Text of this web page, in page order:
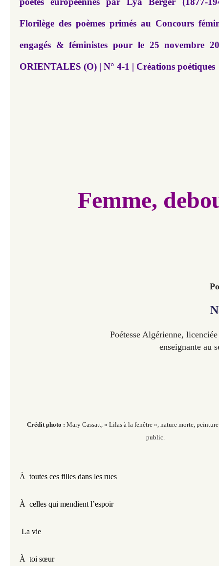
Florilège des poèmes primés au Concours
engagés & féministes pour le 25 novembre
ORIENTALES (O) | N° 4-1 | Créations poétiques
Femme,
Poétesse Algérienne,
enseignante au
Crédit photo : Mary Cassatt, « Lilas à la fenêtre », nature morte,
public.
À  toutes ces filles dans les rues
À  celles qui mendient l’espoir
La vie
À  toi sœur